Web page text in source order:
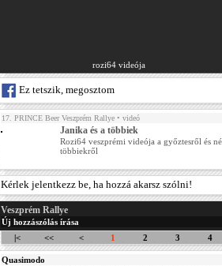
rozi64 videója
Ez tetszik, megosztom
17. PRINCE Beer Veszprém Rallye • videó
Janika és a többiek
Rozi64 veszprémi videója a győztesről és
többiekről
Kérlek jelentkezz be, ha hozzá akarsz szólni!
Veszprém Rallye
Új hozzászólás írása
|<
<< < 1 2 3 4
Quasimodo